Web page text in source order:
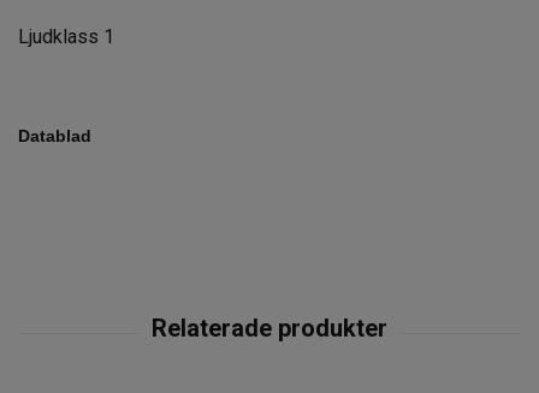
Ljudklass 1
Datablad